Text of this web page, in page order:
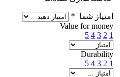
امتیاز شما *
Value for money
1
2
3
4
5
Durability
1
2
3
4
5